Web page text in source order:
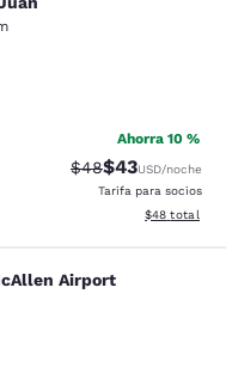
Bueno. 197 reseñas
Ahorra 10 %
Precio tachado:
$48Precio con
$43USD/noche
Tarifa para socios
Ver detalles
$48 total
Airport
Airport
Bueno. 563 reseñas